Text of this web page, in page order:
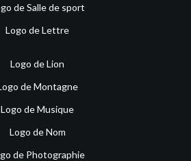
de Salle de sport
Logo de Lettre
Logo de Lion
de Montagne
Logo de Musique
Logo de Nom
de Photographie